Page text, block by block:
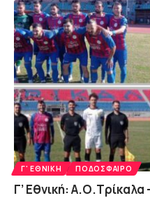
Γ' ΕΘΝΙΚΉ ΠΟΔΌΣΦΑΙΡΟ
Γ’ Εθνική: